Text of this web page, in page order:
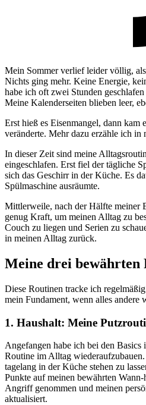
Mein Sommer verlief leider völlig,
Nichts ging mehr. Keine Energie,
habe ich oft zwei Stunden
Meine Kalenderseiten blieben leer,
Erst hieß es Eisenmangel, dann kam
veränderte. Mehr dazu erzähle ich in
In dieser Zeit sind meine
eingeschlafen. Erst fiel der tägliche
sich das Geschirr in der Küche. Es
Spülmaschine ausräumte.
Mittlerweile, nach der Hälfte meiner
genug Kraft, um meinen Alltag zu
Couch zu liegen und Serien zu
in meinen Alltag zurück.
Meine drei
Diese Routinen tracke ich
mein Fundament, wenn alles andere
1. Haushalt: Meine
Angefangen habe ich bei den Basics
Routine im Alltag
tagelang in der Küche stehen zu
Punkte auf meinen bewährten
Angriff genommen und meinen
aktualisiert.